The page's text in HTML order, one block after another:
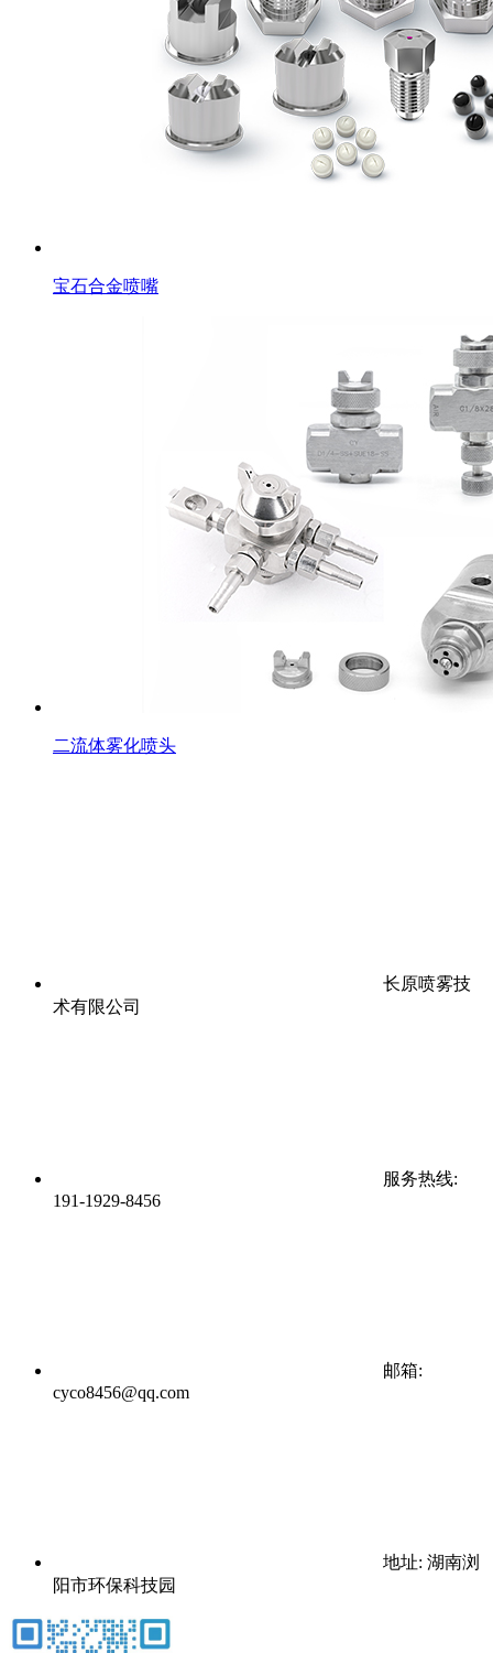
宝石合金喷嘴
二流体雾化喷头
长原喷雾技
术有限公司
服务热线:
191-1929-8456
邮箱:
cyco8456@qq.com
地址: 湖南浏
阳市环保科技园